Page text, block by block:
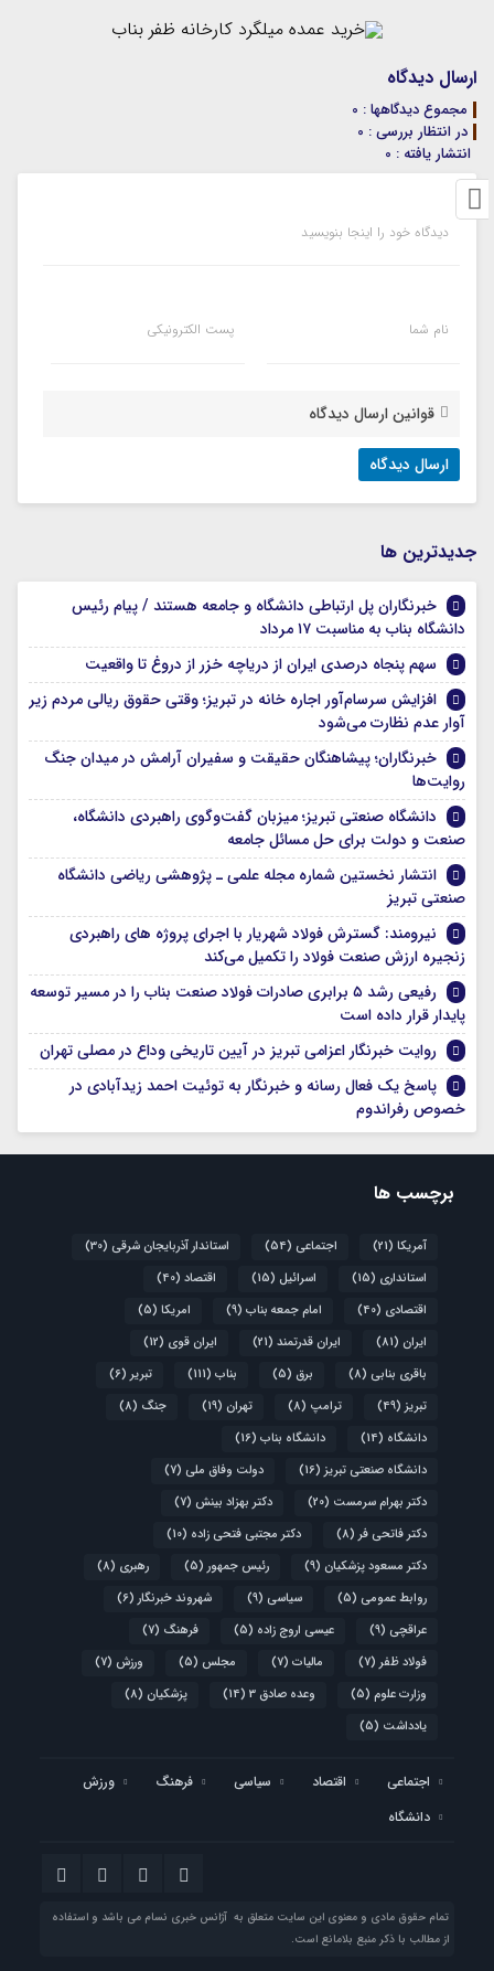
ارسال دیدگاه
مجموع دیدگاهها : 0
در انتظار بررسی : 0
انتشار یافته : 0
دیدگاه خود را اینجا بنویسید
نام شما پست الکترونیکی
قوانین ارسال دیدگاه
جديدترين ها
خبرنگاران پل ارتباطی دانشگاه و جامعه هستند / پیام رئیس
دانشگاه بناب به مناسبت ۱۷ مرداد
سهم پنجاه درصدی ایران از دریاچه خزر از دروغ تا واقعیت
افزایش سرسام‌آور اجاره خانه در تبریز؛ وقتی حقوق ریالی مردم زیر
آوار عدم نظارت می‌شود
خبرنگاران؛ پیشاهنگان حقیقت و سفیران آرامش در میدان جنگ
روایت‌ها
دانشگاه صنعتی تبریز؛ میزبان گفت‌وگوی راهبردی دانشگاه،
صنعت و دولت برای حل مسائل جامعه
انتشار نخستین شماره مجله علمی ـ پژوهشی ریاضی دانشگاه
صنعتی تبریز
نیرومند: گسترش فولاد شهریار با اجرای پروژه های راهبردی
زنجیره ارزش صنعت فولاد را تکمیل می‌کند
رفیعی رشد ۵ برابری صادرات فولاد صنعت بناب را در مسیر توسعه
پایدار قرار داده است
روایت خبرنگار اعزامی تبریز در آیین تاریخی وداع در مصلی تهران
پاسخ یک فعال رسانه و خبرنگار به توئیت احمد زیدآبادی در
خصوص رفراندوم
برچسب ها
آمریکا (21) اجتماعی (54) استاندار آذربایجان شرقی (30)
استانداری (15) اسرائیل (15) اقتصاد (40)
اقتصادی (40) امام جمعه بناب (9) امریکا (5)
ایران (81) ایران قدرتمند (21) ایران قوی (12)
باقری بنابی (8) برق (5) بناب (111) تبریر(6)
تبریز(49) ترامپ (8) تهران (19) جنگ (8)
دانشگاه (14) دانشگاه بناب (16)
دانشگاه صنعتی تبریز(16) دولت وفاق ملی (7)
دکتر بهرام سرمست (20) دکتر بهزاد بینش (7)
دکتر فاتحی فر(8) دکتر مجتبی فتحی زاده (10)
دکتر مسعود پزشکیان (9) رئیس جمهور(5) رهبری (8)
روابط عمومی (5) سیاسی (9) شهروند خبرنگار(6)
عراقچی (9) عیسی اروج زاده (5) فرهنگ (7)
فولاد ظفر(7) مالیات (7) مجلس (5) ورزش (7)
وزارت علوم (5) وعده صادق 3 (14) پزشکیان (8)
یادداشت (5)
اجتماعی اقتصاد سیاسی فرهنگ
ورزش
دانشگاه
تمام حقوق مادی و معنوی این سایت متعلق به آژانس خبری نسام می باشد و استفاده
از مطالب با ذکر منبع بلامانع است.